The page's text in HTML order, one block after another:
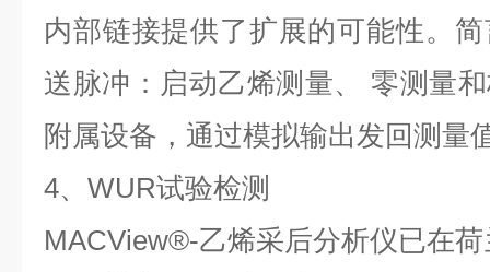
内部链接提供了扩展的可能性。
送脉冲：启动乙烯测量、 零测量
附属设备，通过模拟输出发回测量
4、WUR试验检测
MACView®-乙烯采后分析仪已在